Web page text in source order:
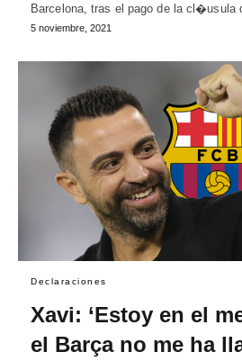
Barcelona, tras el pago de la cl�usula
5 noviembre, 2021
Declaraciones
Xavi: ‘Estoy en el
el Barça no me ha